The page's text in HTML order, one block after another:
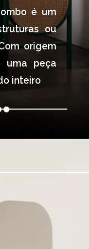
é um
ou
origem
uma peça
inteiro